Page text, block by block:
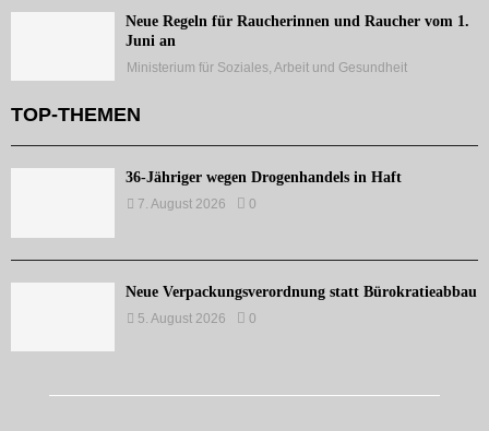
Neue Regeln für Raucherinnen und Raucher vom 1.
Juni an
Ministerium für Soziales, Arbeit und Gesundheit
TOP-THEMEN
36-Jähriger wegen Drogenhandels in Haft
7. August 2026 0
Neue Verpackungsverordnung statt Bürokratieabbau
5. August 2026 0